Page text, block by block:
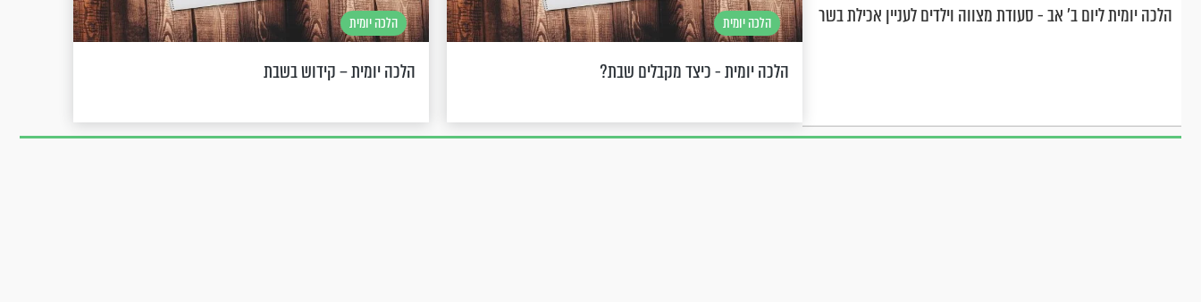
הלכה יומית ליום ב' אב - סעודת מצווה וילדים לעניין אכילת בשר הלכה יומית
הלכה יומית - כיצד מקבלים שבת?
הלכה יומית
הלכה יומית – קידוש בשבת